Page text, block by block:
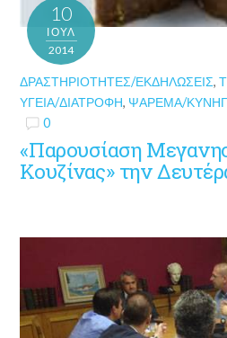
10
ΙΟΎΛ
2014
ΔΡΑΣΤΗΡΙΌΤΗΤΕΣ/ΕΚΔΗΛΏΣΕΙΣ,
ΥΓΕΊΑ/ΔΙΑΤΡΟΦΉ, ΨΆΡΕΜΑ/
0
«Παρουσίαση
Κουζίνας» την